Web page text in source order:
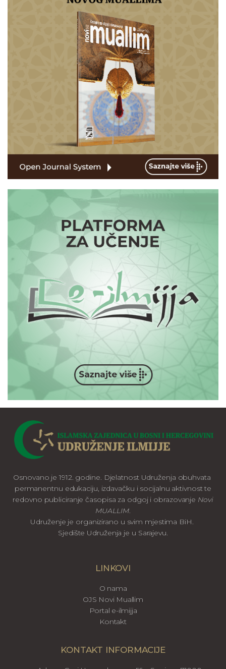
Osnovano je 1912. godine. Djelatnost Udruženja obuhvata
permanentnu edukaciju, izdavačku i socijalnu aktivnost te
redovno publiciranje časopisa za odgoj i obrazovanje Novi
MUALLIM.
Udruženje je organizirano u svim mjestima BiH.
Sjedište Udruženja je u Sarajevu.
LINKOVI
O nama
OJS Novi Muallim
Portal e-ilmijja
Kontakt
KONTAKT INFORMACIJE